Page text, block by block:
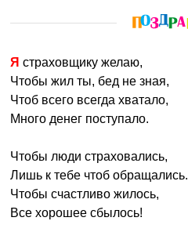
Я страховщику желаю,
Чтобы жил ты, бед не зная,
Чтоб всего всегда хватало,
Много денег поступало.
Чтобы люди страховались,
Лишь к тебе чтоб обращались.
Чтобы счастливо жилось,
Все хорошее сбылось!